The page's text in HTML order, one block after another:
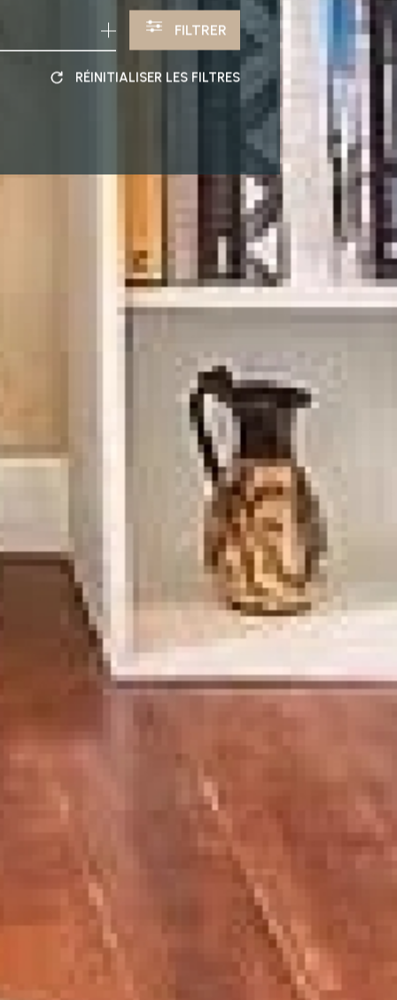
FILTRER
RÉINITIALISER LES FILTRES